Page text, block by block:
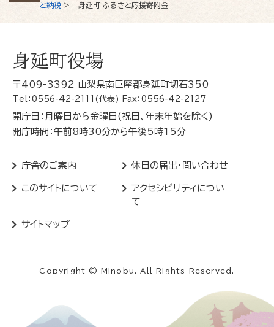
と納税 > 身延町 ふるさと応援寄附金
身延町役場
〒409-3392 山梨県南巨摩郡身延町切石350
Tel：0556-42-2111(代表) Fax：0556-42-2127
開庁日：月曜日から金曜日(祝日、年末年始を除く)
開庁時間：午前8時30分から午後5時15分
庁舎のご案内 休日の届出・問い合わせ
このサイトについて
アクセシビリティについ
て
サイトマップ
Copyright © Minobu. All Rights Reserved.